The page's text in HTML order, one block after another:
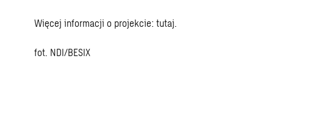
Więcej informacji o projekcie: tutaj
fot. NDI/BESIX